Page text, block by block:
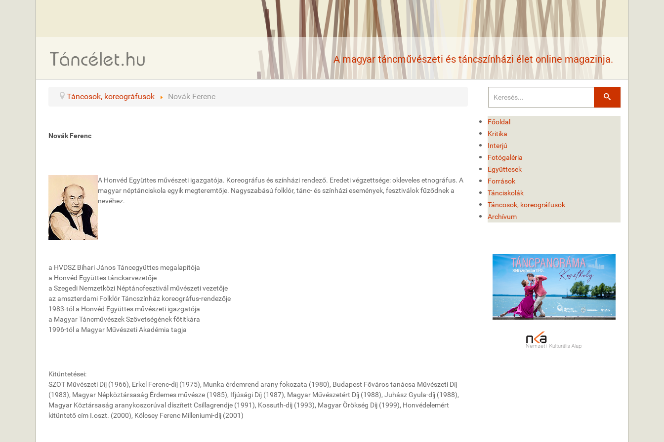
A magyar táncművészeti és táncszínházi élet online magazinja.
Táncosok, koreográfusok Novák Ferenc
Novák Ferenc
A Honvéd Együttes művészeti igazgatója. Koreográfus és színházi rendező. Eredeti végzettsége: okleveles etnográfus. A
magyar néptánciskola egyik megteremtője. Nagyszabású folklór, tánc- és színházi események, fesztiválok fűződnek a
nevéhez.
a HVDSZ Bihari János Táncegyüttes megalapítója
a Honvéd Együttes tánckarvezetője
a Szegedi Nemzetközi Néptáncfesztivál művészeti vezetője
az amszterdami Folklór Táncszínház koreográfus-rendezője
1983-tól a Honvéd Együttes művészeti igazgatója
a Magyar Táncművészek Szövetségének főtitkára
1996-tól a Magyar Művészeti Akadémia tagja
Kitüntetései:
SZOT Művészeti Díj (1966), Erkel Ferenc-díj (1975), Munka érdemrend arany fokozata (1980), Budapest Főváros tanácsa Művészeti Díj
(1983), Magyar Népköztársaság Érdemes művésze (1985), Ifjúsági Díj (1987), Magyar Művészetért Díj (1988), Juhász Gyula-díj (1988),
Magyar Köztársaság aranykoszorúval díszített Csillagrendje (1991), Kossuth-díj (1993), Magyar Örökség Díj (1999), Honvédelemért
kitüntető cím I.oszt. (2000), Kölcsey Ferenc Milleniumi-díj (2001)
Keresés
Főoldal
Kritika
Interjú
Fotógaléria
Együttesek
Források
Tánciskolák
Táncosok, koreográfusok
Archívum